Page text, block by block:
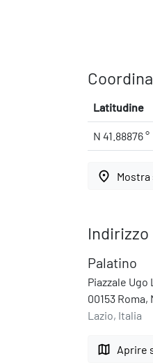
Latitudine
N 41.88876 °
place Mostra
Indirizzo
Palatino
Piazzale Ugo
00153 Roma,
Lazio, Italia
map Aprire